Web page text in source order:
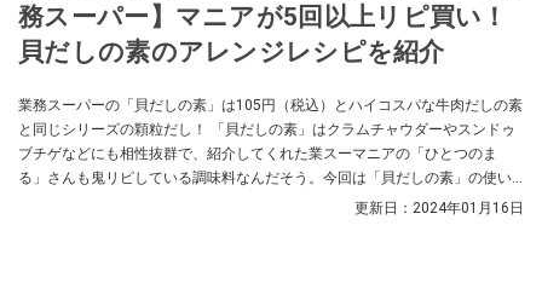
務スーパー】マニアが5回以上リピ買い！
貝だしの素のアレンジレシピを紹介
業務スーパーの「貝だしの素」は105円（税込）とハイコスパな牛肉だしの素
と同じシリーズの顆粒だし！ 「貝だしの素」はクラムチャウダーやスンドゥ
ブチゲなどにも相性抜群で、紹介してくれた業スーマニアの「ひとつのま
る」さんも鬼リピしている調味料なんだそう。今回は「貝だしの素」の使い
方はアレンジレシピ、SNSでの口コミなどもご紹介していますので、ぜひ参考
更新日： 2024年01月16日